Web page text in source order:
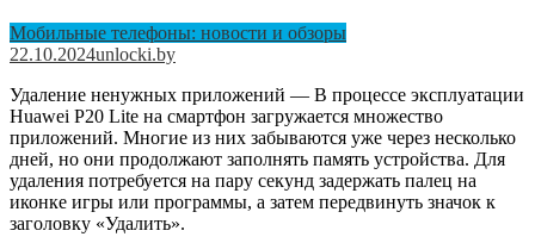
Мобильные телефоны: новости и обзоры
22.10.2024unlocki.by
Удаление ненужных приложений — В процессе эксплуатации
Huawei P20 Lite на смартфон загружается множество
приложений. Многие из них забываются уже через несколько
дней, но они продолжают заполнять память устройства. Для
удаления потребуется на пару секунд задержать палец на
иконке игры или программы, а затем передвинуть значок к
заголовку «Удалить».